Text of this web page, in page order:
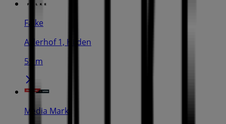
Falke
Axlerhof 1, Hilden
55 m
Media Markt